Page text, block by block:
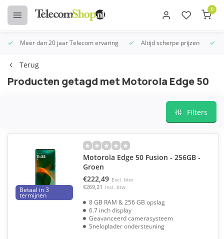
0
Meer dan 20 jaar Telecom ervaring Altijd scherpe prijzen
Terug
Producten getagd met Motorola Edge 50
Filters
Betaal in 3
termijnen
Motorola Edge 50 Fusion - 256GB -
Groen
€222,49 Excl. btw
€269,21 Incl. btw
8 GB RAM & 256 GB opslag
6.7 inch display
Geavanceerd camerasysteem
Sneloplader ondersteuning